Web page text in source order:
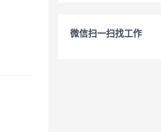
微信扫一扫找工作